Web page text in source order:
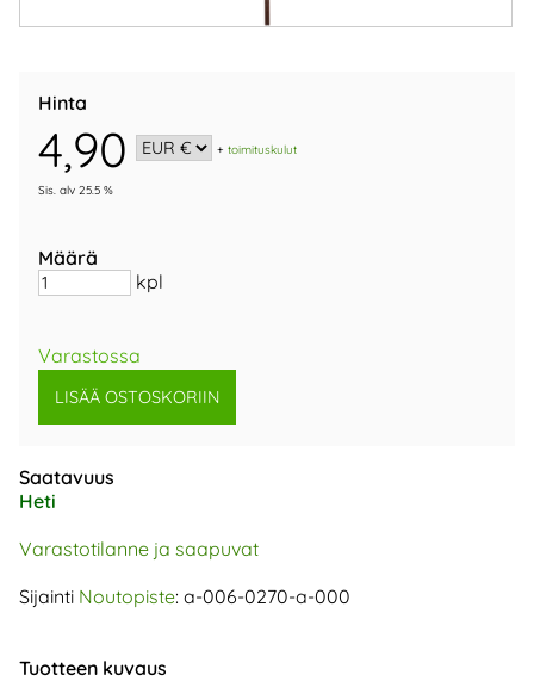
Hinta
4,90 +toimituskulut
Sis. alv 25.5 %
Määrä
kpl
Varastossa
Saatavuus
Heti
Varastotilanne ja saapuvat
Sijainti Noutopiste: a-006-0270-a-000
Tuotteen kuvaus